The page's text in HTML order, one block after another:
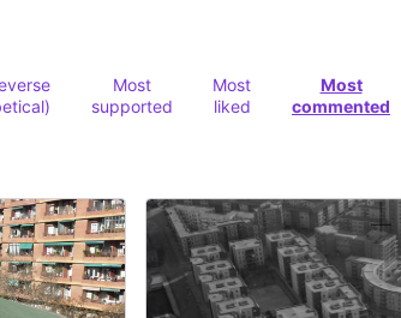
Most
supported
Most
liked
Most
commented